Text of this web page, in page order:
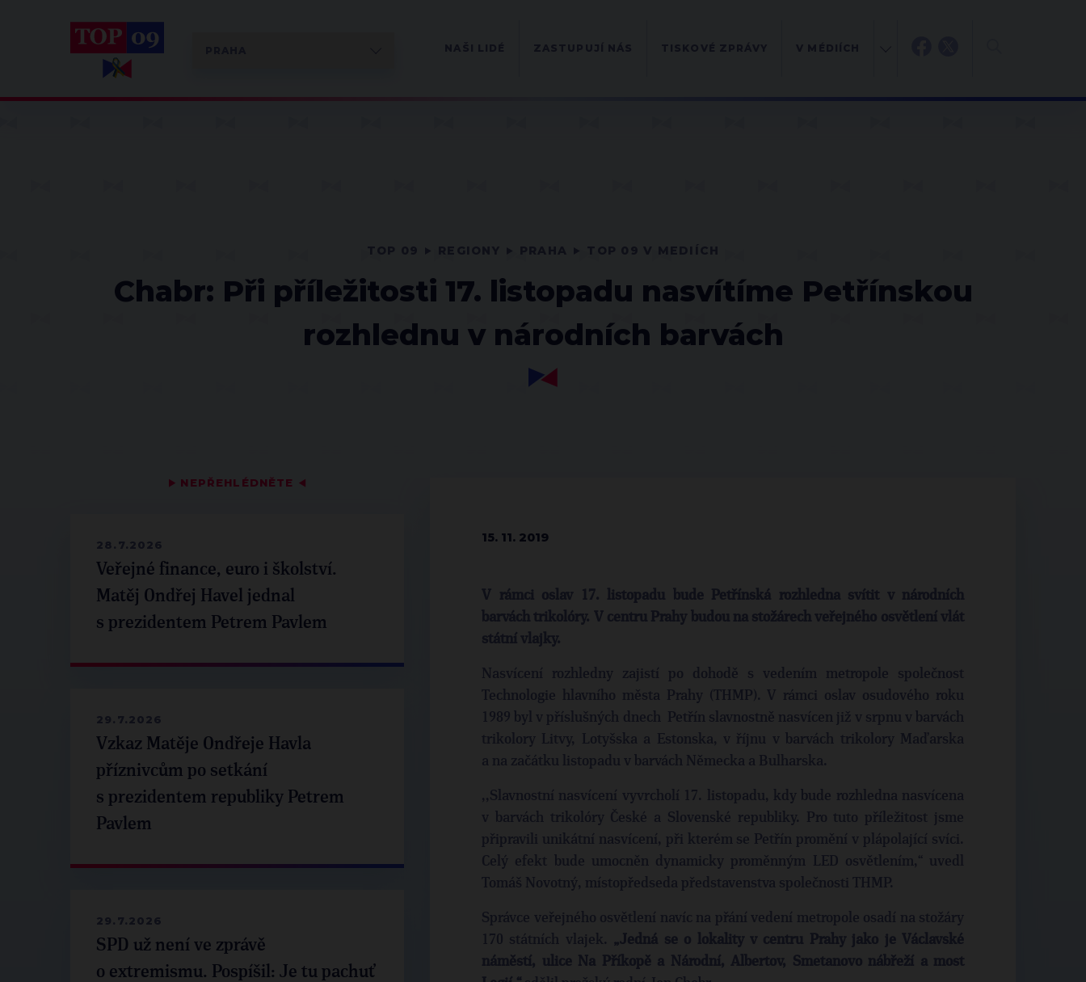
Chabr: Při příležitosti 17. listopadu nasvítíme Petřínskou
rozhlednu v národních barvách
▶ NEPŘEHLÉDNĚTE ◀
28.7.2026
Veřejné finance, euro i školství.
Matěj Ondřej Havel jednal
s prezidentem Petrem Pavlem
29.7.2026
Vzkaz Matěje Ondřeje Havla
příznivcům po setkání
s prezidentem republiky Petrem
Pavlem
29.7.2026
SPD už není ve zprávě
o extremismu. Pospíšil: Je tu pachuť
15. 11. 2019
V rámci oslav 17. listopadu bude Petřínská rozhledna svítit v národních
barvách trikolóry. V centru Prahy budou na stožárech veřejného osvětlení vlát
státní vlajky.
Nasvícení rozhledny zajistí po dohodě s vedením metropole společnost
Technologie hlavního města Prahy (THMP). V rámci oslav osudového roku
1989 byl v příslušných dnech Petřín slavnostně nasvícen již v srpnu v barvách
trikolory Litvy, Lotyšska a Estonska, v říjnu v barvách trikolory Maďarska
a na začátku listopadu v barvách Německa a Bulharska.
,,Slavnostní nasvícení vyvrcholí 17. listopadu, kdy bude rozhledna nasvícena
v barvách trikolóry České a Slovenské republiky. Pro tuto příležitost jsme
připravili unikátní nasvícení, při kterém se Petřín promění v plápolající svíci.
Celý efekt bude umocněn dynamicky proměnným LED osvětlením,“ uvedl
Tomáš Novotný, místopředseda představenstva společnosti THMP.
Správce veřejného osvětlení navíc na přání vedení metropole osadí na stožáry
170 státních vlajek. „Jedná se o lokality v centru Prahy jako je Václavské
náměstí, ulice Na Příkopě a Národní, Albertov, Smetanovo nábřeží a most